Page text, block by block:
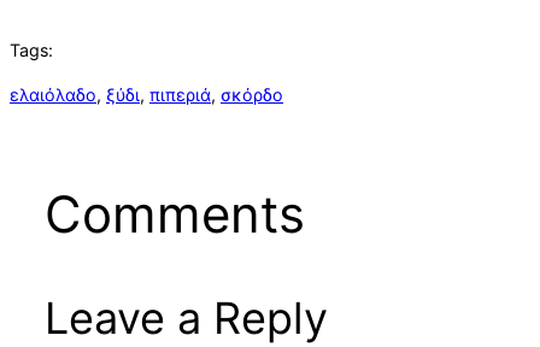
Tags:
ελαιόλαδο, ξύδι, πιπεριά, σκόρδο
Comments
Leave a Reply